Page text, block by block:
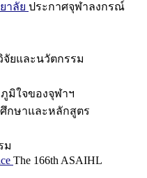
าลัย ประกาศจุฬาลงกรณ์
จัยและนวัตกรรม
มิใจของจุฬาฯ
กษาและหลักสูตร
ม
The 166th ASAIHL